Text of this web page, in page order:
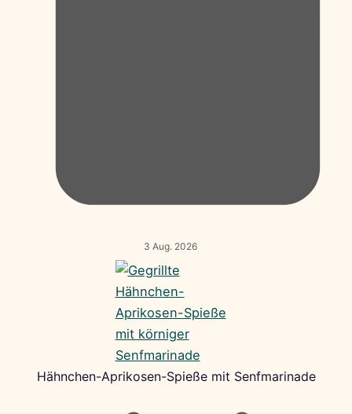
3 Aug. 2026
Hähnchen-Aprikosen-Spieße mit Senfmarinade